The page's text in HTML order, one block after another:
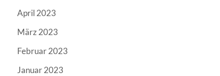
April 2023
März 2023
Februar 2023
Januar 2023